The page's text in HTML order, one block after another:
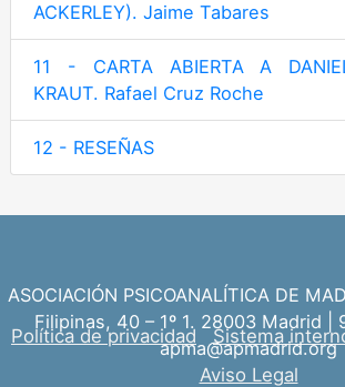
ACKERLEY). Jaime Tabares
11 - CARTA ABIERTA A
KRAUT. Rafael Cruz Roche
12 - RESEÑAS
ASOCIACIÓN PSICOANALÍTICA DE
Filipinas, 40 – 1º 1. 28003 Madrid |
apma@apmadrid.org
Aviso Legal
Política de privacidad Sistema